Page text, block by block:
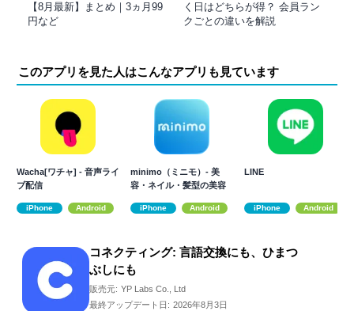
【8月最新】まとめ｜3ヵ月99
円など
く日はどちらが得？ 会員ラン
クごとの違いを解説
このアプリを見た人はこんなアプリも見ています
Wacha[ワチャ] - 音声ライ
ブ配信
iPhone Android
minimo（ミニモ）- 美
容・ネイル・髪型の美容
iPhone Android
LINE
iPhone Android
コネクティング: 言語交換にも、ひまつ
ぶしにも
販売元: YP Labs Co., Ltd
最終アップデート日: 2026年8月3日